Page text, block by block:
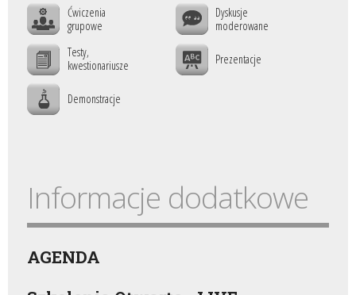
Ćwiczenia
grupowe
Dyskusje
moderowane
Testy,
kwestionariusze
Prezentacje
Demonstracje
Informacje dodatkowe
AGENDA